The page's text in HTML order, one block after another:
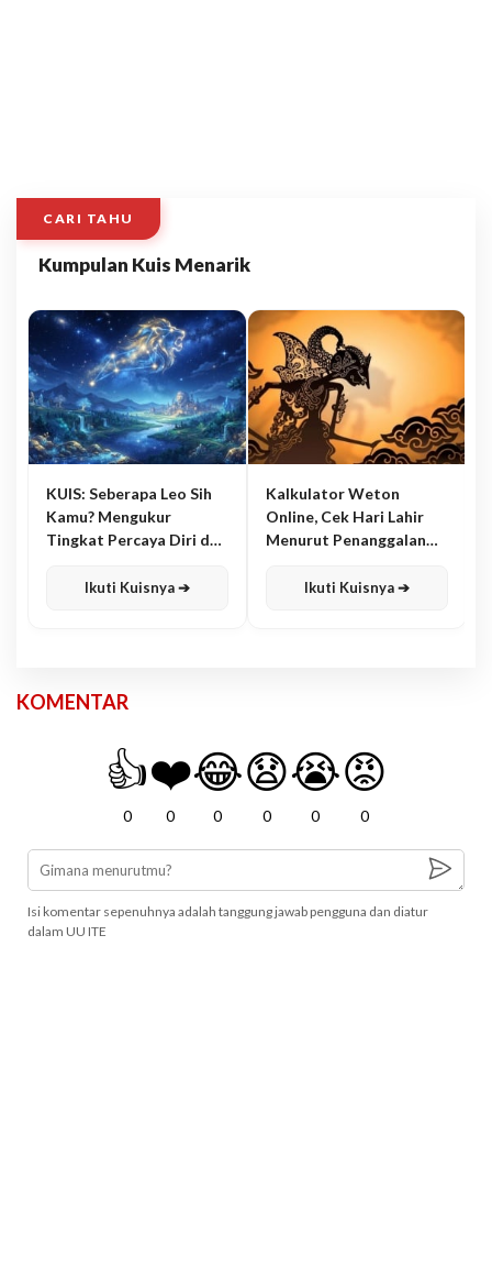
CARI TAHU
Kumpulan Kuis Menarik
KUIS: Seberapa Leo Sih
Kamu? Mengukur
Tingkat Percaya Diri dan
Ikuti Kuisnya ➔
Kalkulator Weton
Online, Cek Hari Lahir
Menurut Penanggalan
Ikuti Kuisnya ➔
KOMENTAR
👍
0
❤️
0
😂
0
😧
0
😭
0
😡
0
Isi komentar sepenuhnya adalah tanggung jawab pengguna dan diatur
dalam UU ITE